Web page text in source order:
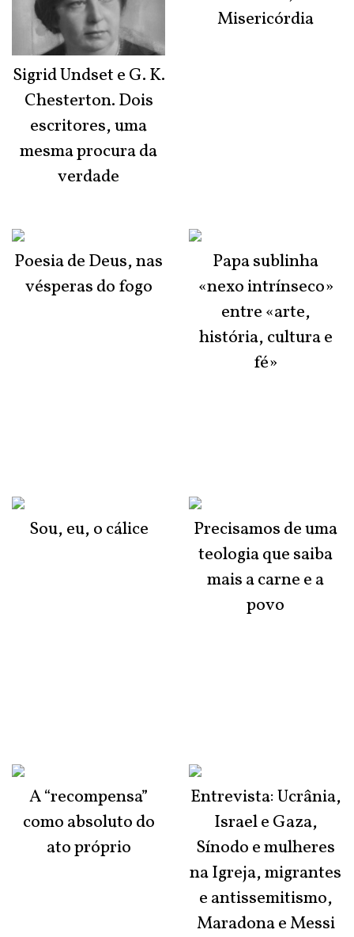
Sigrid Undset e G. K.
Chesterton. Dois
escritores, uma
mesma procura da
verdade
Poesia de Deus, nas
vésperas do fogo
Sou, eu, o cálice
A “recompensa”
como absoluto do
ato próprio
Misericórdia
Papa sublinha
«nexo intrínseco»
entre «arte,
história, cultura e
fé»
Precisamos de uma
teologia que saiba
mais a carne e a
povo
Entrevista: Ucrânia,
Israel e Gaza,
Sínodo e mulheres
na Igreja, migrantes
e antissemitismo,
Maradona e Messi